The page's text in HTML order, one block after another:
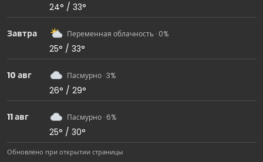
24° / 33°
Завтра Переменная облачность · 0%
25° / 33°
10 авг Пасмурно · 3%
26° / 29°
11 авг Пасмурно · 6%
25° / 30°
Обновлено при открытии страницы